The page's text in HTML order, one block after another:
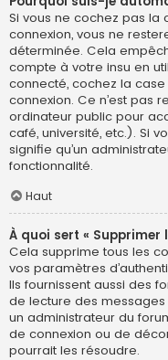
Si vous ne cochez pas la
connexion, vous ne
déterminée. Cela
compte à votre insu en
connecté, cochez la case
connexion. Ce n’est pas
ordinateur public pour
café, université, etc.). Si
signifie qu’un
fonctionnalité.
Haut
À quoi sert « Supprimer
Cela supprime tous les
vos paramètres
Ils fournissent aussi des
de lecture des
un administrateur du
de connexion ou de
pourrait les résoudre.